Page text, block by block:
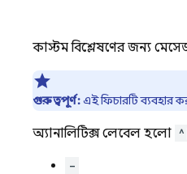
কাস্টম বিশ্লেষণের জন্য
গুরুত্বপূর্ণ:এই ফিচারটি
অ্যানালিটিক্স লেবেল হলো
-